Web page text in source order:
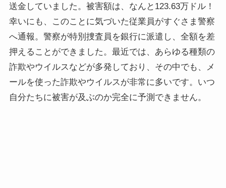
送金していました。被害額は、なんと123.63万ドル！
幸いにも、このことに気づいた従業員がすぐさま警察
へ通報。警察が特別捜査員を銀行に派遣し、全額を差
押えることができました。最近では、あらゆる種類の
詐欺やウイルスなどが多発しており、その中でも、メ
ールを使った詐欺やウイルスが非常に多いです。いつ
自分たちに被害が及ぶのか完全に予測できません。